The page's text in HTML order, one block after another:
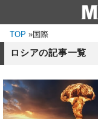
TOP »国際
ロシアの記事一覧